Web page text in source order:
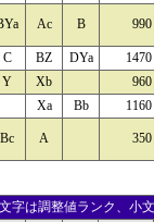
Ac B 990
C BZ DYa 1470
Y Xb 960
Xa Bb 1160
Bc A 350
字は調整値ランク、小